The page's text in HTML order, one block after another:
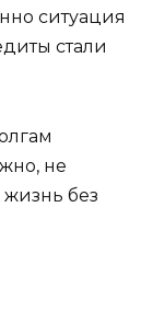
ситуация
стали
не
жизнь без